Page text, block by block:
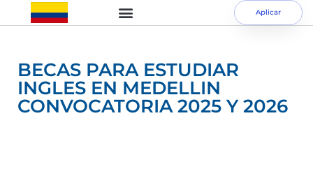
Aplicar
BECAS PARA ESTUDIAR
INGLES EN MEDELLIN
CONVOCATORIA 2025 Y 2026